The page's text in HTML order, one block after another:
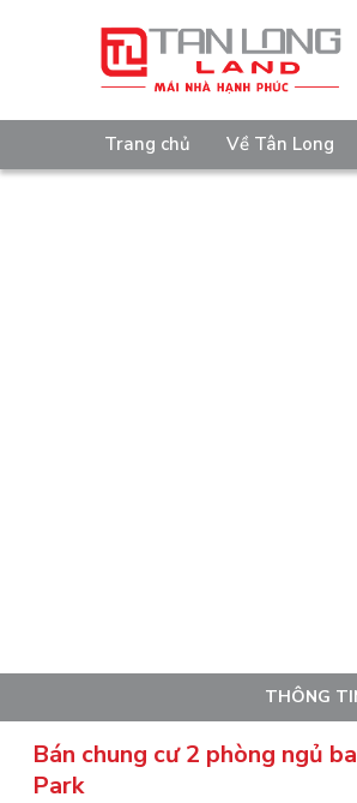
Trang chủ Về Tân Long
THÔNG
Bán chung cư 2 phòng ngủ
Park